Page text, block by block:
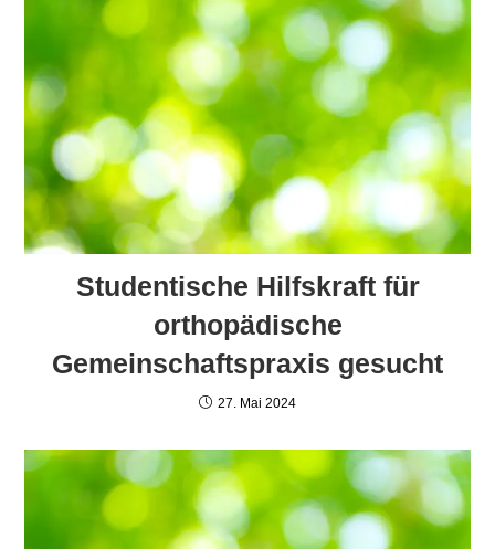
Studentische Hilfskraft für
orthopädische
Gemeinschaftspraxis gesucht
27. Mai 2024